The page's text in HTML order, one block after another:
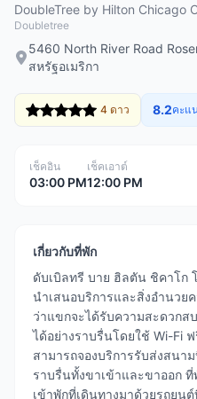
DoubleTree by Hilton Chicago
Doubletree
5460 North River Road
สหรัฐอเมริกา
4 ดาว 8.2คะแ
เช็คอิน
03:00 PM
เช็คเอาต์
12:00 PM
เกี่ยวกับที่พัก
ดับเบิลทรี บาย ฮิลตัน ชิคาโก
นำเสนอบริการและสิ่งอำนวย
ว่าแขกจะได้รับความสะดวก
ได้อย่างราบรื่นโดยใช้ Wi-Fi
สามารถจองบริการรับส่งสนา
ราบรื่นทั้งขาเข้าและขาออก
เข้าพักที่เดินทางมาด้วยรถยน